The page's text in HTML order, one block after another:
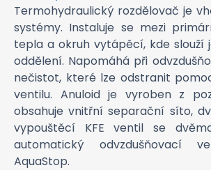
Termohydraulický rozdělovač je
systémy. Instaluje se mezi
tepla a okruh vytápěcí, kde slouží
oddělení. Napomáhá při
nečistot, které lze odstranit
ventilu. Anuloid je vyroben z
obsahuje vnitřní separační síto,
vypouštěcí KFE ventil se
automatický odvzdušňovací
AquaStop.